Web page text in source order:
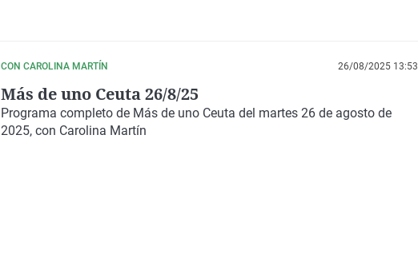
CON CAROLINA MARTÍN 26/08/2025 13:53
Más de uno Ceuta 26/8/25
Programa completo de Más de uno Ceuta del martes 26 de agosto de
2025, con Carolina Martín